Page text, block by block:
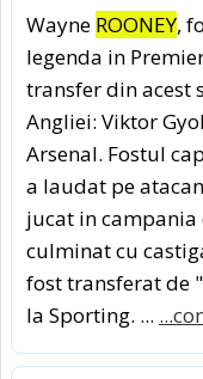
Wayne ROONEY,
legenda in
transfer din acest
Angliei: Viktor
Arsenal. Fostul
a laudat pe
jucat in campania
culminat cu
fost transferat de
la Sporting. ...